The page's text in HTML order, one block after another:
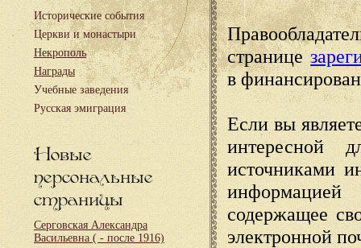
Исторические события
Церкви и монастыри
Некрополь
Награды
Учебные заведения
Русская эмиграция
Новые
персональные
страницы
Серговская Александра
Васильевна ( - после 1916)
странице
в
Если вы
интересной
источниками
содержащее
электронной